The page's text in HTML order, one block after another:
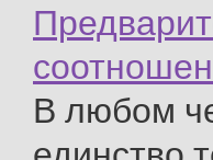
В любом